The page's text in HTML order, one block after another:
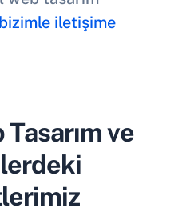
bizimle iletişime
Tasarım ve